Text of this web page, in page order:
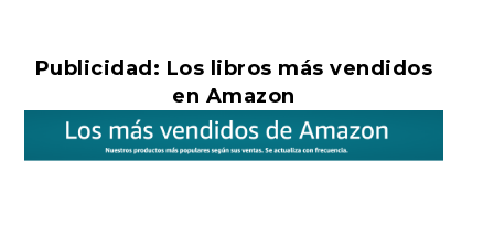
Publicidad: Los libros más vendidos
en Amazon